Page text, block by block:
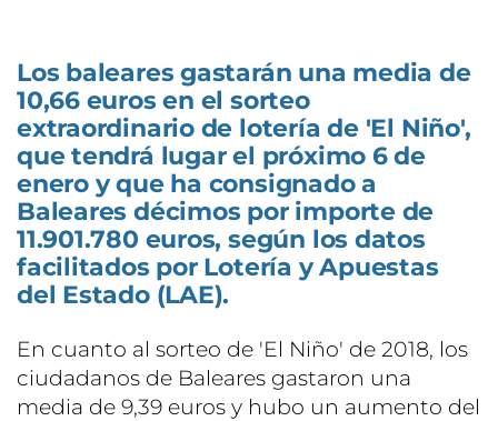
Los baleares gastarán una media de
10,66 euros en el sorteo
extraordinario de lotería de 'El Niño',
que tendrá lugar el próximo 6 de
enero y que ha consignado a
Baleares décimos por importe de
11.901.780 euros, según los datos
facilitados por Lotería y Apuestas
del Estado (LAE).
En cuanto al sorteo de 'El Niño' de 2018, los
ciudadanos de Baleares gastaron una
media de 9,39 euros y hubo un aumento del